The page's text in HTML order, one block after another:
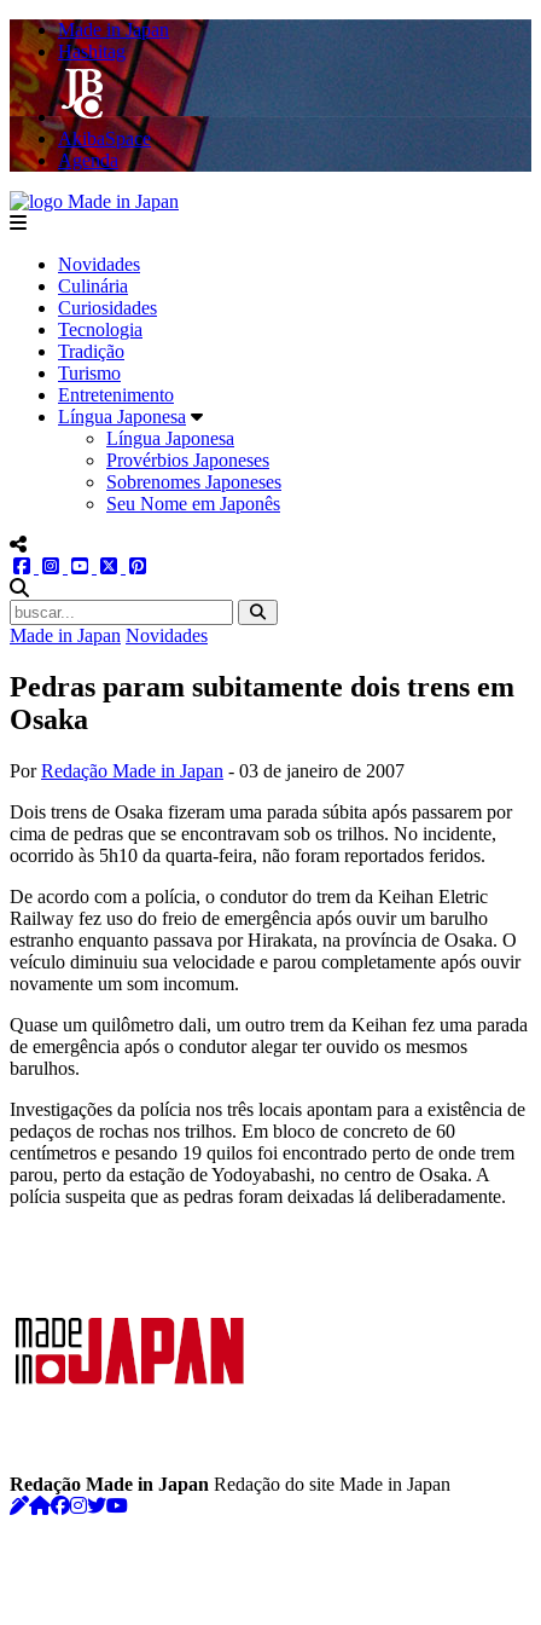
Made in Japan
Hashitag
AkibaSpace
Agenda
menu
Novidades
Culinária
Curiosidades
Tecnologia
Tradição
Turismo
Entretenimento
Língua Japonesa
Língua Japonesa
Provérbios Japoneses
Sobrenomes Japoneses
Seu Nome em Japonês
menu redes social
facebookinstagram
youtube
twitter
Made in Japan Novidades
Pedras param subitamente dois trens em
Osaka
PorRedação Made in Japan - 03 de janeiro de 2007
Dois trens de Osaka fizeram uma parada súbita após passarem por
cima de pedras que se encontravam sob os trilhos. No incidente,
ocorrido às 5h10 da quarta-feira, não foram reportados feridos.
De acordo com a polícia, o condutor do trem da Keihan Eletric
Railway fez uso do freio de emergência após ouvir um barulho
estranho enquanto passava por Hirakata, na província de Osaka. O
veículo diminuiu sua velocidade e parou completamente após ouvir
novamente um som incomum.
Quase um quilômetro dali, um outro trem da Keihan fez uma parada
de emergência após o condutor alegar ter ouvido os mesmos
barulhos.
Investigações da polícia nos três locais apontam para a existência de
pedaços de rochas nos trilhos. Em bloco de concreto de 60
centímetros e pesando 19 quilos foi encontrado perto de onde trem
parou, perto da estação de Yodoyabashi, no centro de Osaka. A
polícia suspeita que as pedras foram deixadas lá deliberadamente.
Redação Made in Japan Redação do site Made in Japan